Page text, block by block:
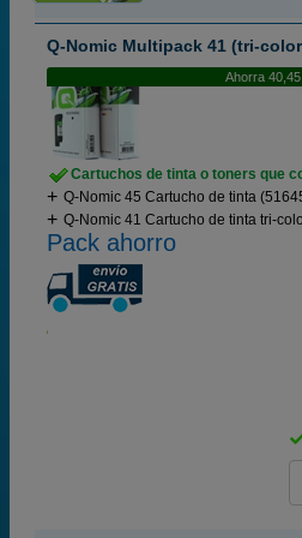
Q-Nomic Multipack 41 (tri-
Ahorra
Cartuchos de tinta o toners que
Q-Nomic 45 Cartucho de tinta
Q-Nomic 41 Cartucho de tinta tri-
Pack ahorro